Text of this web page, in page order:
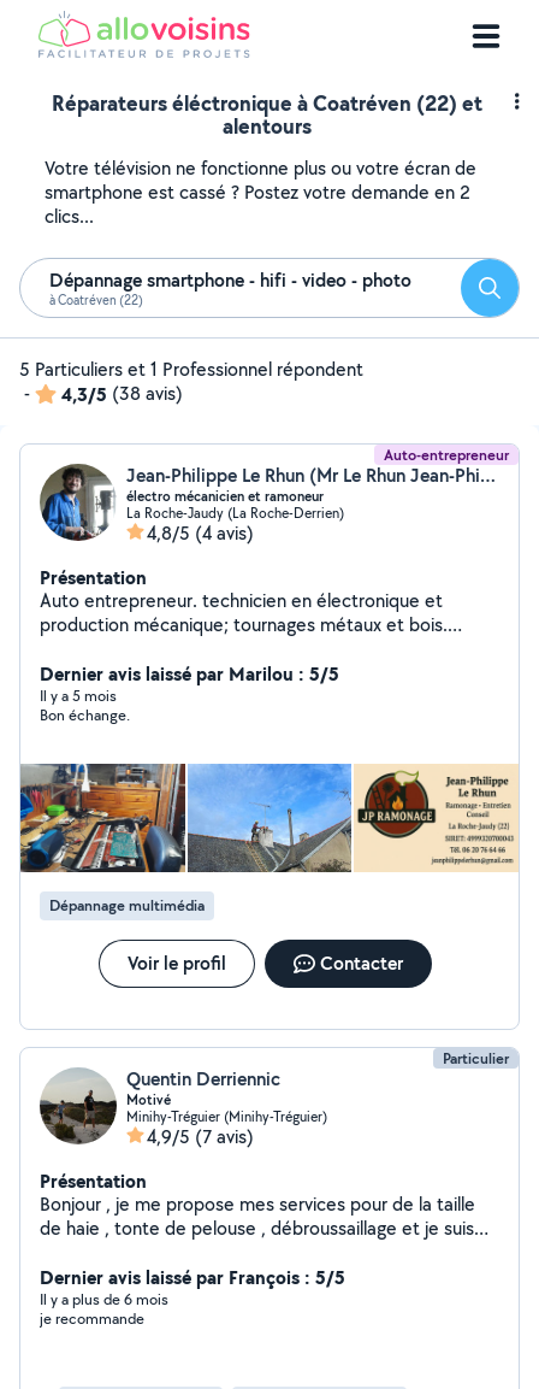
Réparateurs éléctronique à Coatréven (22) et
alentours
Votre télévision ne fonctionne plus ou votre écran de
smartphone est cassé ? Postez votre demande en 2
clics...
Dépannage smartphone - hifi - video - photo
à Coatréven (22)
5 Particuliers et 1 Professionnel répondent
-
4,3/5 (38 avis)
Auto-entrepreneur
Jean-Philippe Le Rhun (Mr Le Rhun Jean-Philippe)
électro mécanicien et ramoneur
La Roche-Jaudy (La Roche-Derrien)
4,8/5 (4 avis)
Présentation
Auto entrepreneur. technicien en électronique et
production mécanique; tournages métaux et bois.
sonorisateur, musicien, professeur de musique
(clarinette, flûte, guitare) et d'informatique. Ramoneur /
fumiste et technicien en productique mécanique
Dernier avis laissé par Marilou : 5/5
Il y a 5 mois
Bon échange.
Dépannage multimédia
Voir le profil Contacter
Particulier
Quentin Derriennic
Motivé
Minihy-Tréguier (Minihy-Tréguier)
4,9/5 (7 avis)
Présentation
Bonjour , je me propose mes services pour de la taille
de haie , tonte de pelouse , débroussaillage et je suis
, très magniaque je suis rigoureux et propre dans tout
ce que je peux faire à mon propre domicile et quelques
travaux déjà réalisé chez certaines personnes. Merci.
Dernier avis laissé par François : 5/5
Il y a plus de 6 mois
je recommande